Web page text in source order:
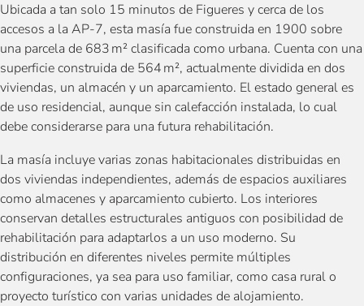
Ubicada a tan solo 15 minutos de Figueres y cerca de los
accesos a la AP-7, esta masía fue construida en 1900 sobre
una parcela de 683 m² clasificada como urbana. Cuenta con una
superficie construida de 564 m², actualmente dividida en dos
viviendas, un almacén y un aparcamiento. El estado general es
de uso residencial, aunque sin calefacción instalada, lo cual
debe considerarse para una futura rehabilitación.
La masía incluye varias zonas habitacionales distribuidas en
dos viviendas independientes, además de espacios auxiliares
como almacenes y aparcamiento cubierto. Los interiores
conservan detalles estructurales antiguos con posibilidad de
rehabilitación para adaptarlos a un uso moderno. Su
distribución en diferentes niveles permite múltiples
configuraciones, ya sea para uso familiar, como casa rural o
proyecto turístico con varias unidades de alojamiento.